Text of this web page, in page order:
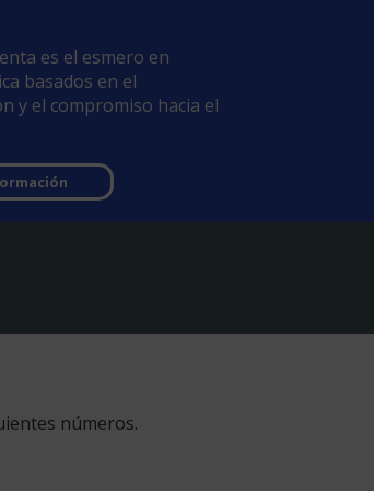
es el esmero en
basados en el
y el compromiso hacia el
números.